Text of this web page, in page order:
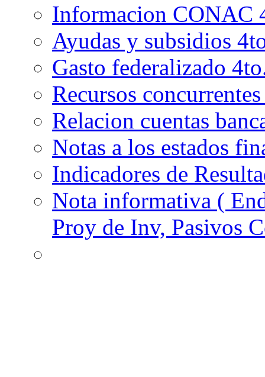
Informacion CONAC
Ayudas y subsidios
Gasto federalizado
Recursos
Relacion cuentas
Notas a los estados
Indicadores de
Nota informativa (
Proy de Inv, Pasivos